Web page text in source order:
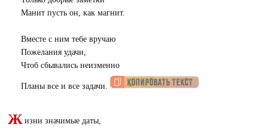
Манит пусть он, как магнит.
Вместе с ним тебе вручаю
Пожелания удачи,
Чтоб сбывались неизменно
Планы все и все задачи.
Ж изни значимые даты,